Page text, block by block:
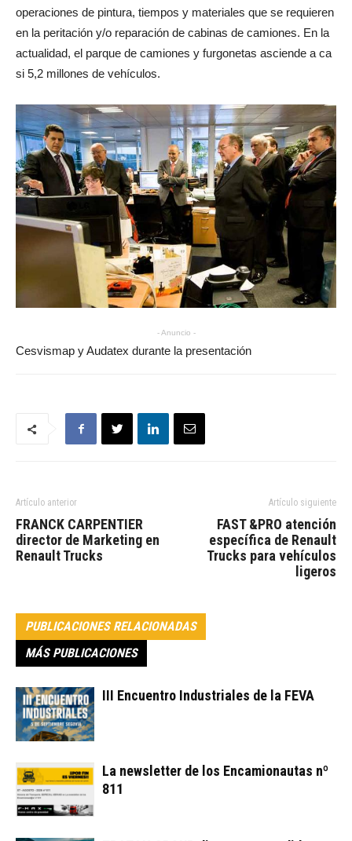
operaciones de pintura, tiempos y materiales que se requieren
en la peritación y/o reparación de cabinas de camiones. En la
actualidad, el parque de camiones y furgonetas asciende a ca
si 5,2 millones de vehículos.
- Anuncio -
Cesvismap y Audatex durante la presentación
Artículo anterior
FRANCK CARPENTIER
director de Marketing en
Renault Trucks
Artículo siguiente
FAST &PRO atención
específica de Renault
Trucks para vehículos
ligeros
PUBLICACIONES RELACIONADAS
MÁS PUBLICACIONES
III Encuentro Industriales de la FEVA
La newsletter de los Encamionautas nº
811